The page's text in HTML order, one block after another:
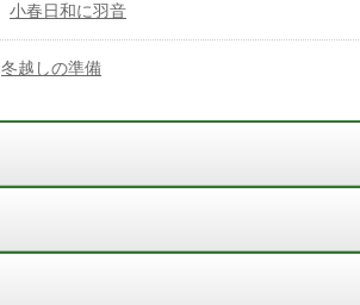
小春日和に羽音
冬越しの準備